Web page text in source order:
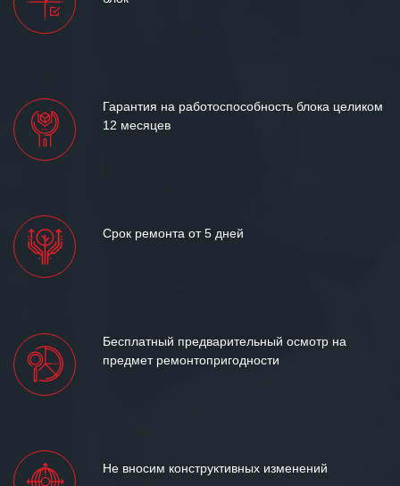
Гарантия на работоспособность блока целиком
12 месяцев
Срок ремонта от 5 дней
Бесплатный предварительный осмотр на
предмет ремонтопригодности
Не вносим конструктивных изменений